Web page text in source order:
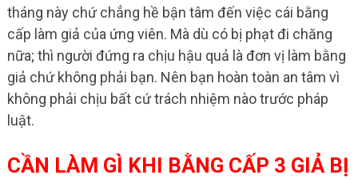
tháng này chứ chẳng hề bận tâm đến việc cái bằng
cấp làm giả của ứng viên. Mà dù có bị phạt đi chăng
nữa; thì người đứng ra chịu hậu quả là đơn vị làm bằng
giả chứ không phải bạn. Nên bạn hoàn toàn an tâm vì
không phải chịu bất cứ trách nhiệm nào trước pháp
luật.
CẦN LÀM GÌ KHI BẰNG CẤP 3 GIẢ BỊ